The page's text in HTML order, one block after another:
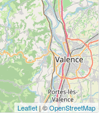
Leaflet| ©OpenStreetMap